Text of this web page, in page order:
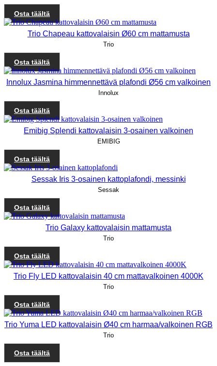
Osta täältä
Trio Chapeau kattovalaisin Ø60 cm mattamusta
Trio
Osta täältä
Innolux Jasmina himmennettävä plafondi Ø56 cm valkoinen
Innolux
Osta täältä
Emibig Splendi kattovalaisin 3-osainen valkoinen
EMIBIG
Osta täältä
Sessak Iris 3-osainen kattoplafondi, messinki
Sessak
Osta täältä
Trio Galaxy kattovalaisin mattamusta
Trio
Osta täältä
Trio Fly LED kattovalaisin 40 cm mattavalkoinen 4000K
Trio
Osta täältä
Trio Yuma LED kattovalaisin Ø40 cm harmaa/valkoinen RGB
Trio
Osta täältä